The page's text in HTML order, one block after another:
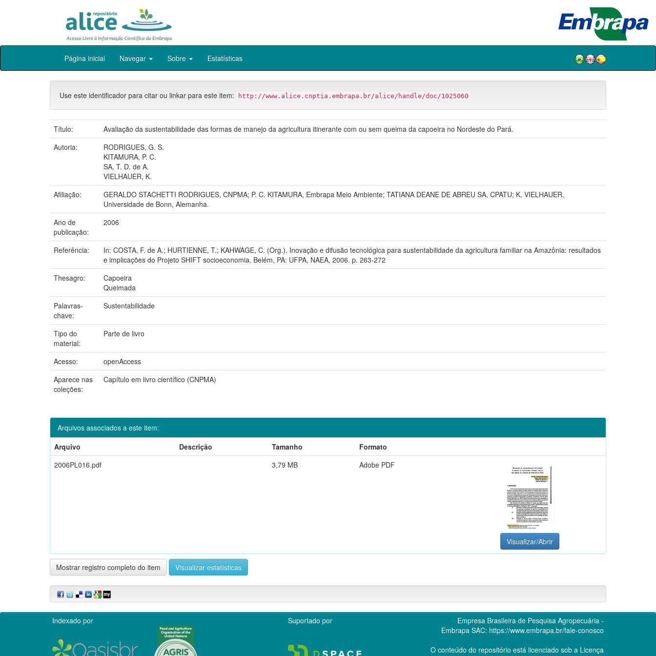
Skip
Página inicial Navegar Sobre Estatísticas
Use este identificador para citar ou linkar para este item: http://www.alice.cnptia.embrapa.br/alice/handle/doc/1025060
Título:
Avaliação da sustentabilidade das formas de manejo da agricultura itinerante com ou sem queima da capoeira no Nordeste do Pará.
Autoria:
RODRIGUES, G. S.
KITAMURA, P. C.
SA, T. D. de A.
VIELHAUER, K.
Afiliação:
GERALDO STACHETTI RODRIGUES, CNPMA; P. C. KITAMURA, Embrapa Meio Ambiente; TATIANA DEANE DE ABREU SA, CPATU; K. VIELHAUER,
Universidade de Bonn, Alemanha.
Ano de
publicação:
2006
Referência:
In: COSTA, F. de A.; HURTIENNE, T.; KAHWAGE, C. (Org.). Inovação e difusão tecnológica para sustentabilidade da agricultura familiar na Amazônia: resultados
e implicações do Projeto SHIFT socioeconomia. Belém, PA: UFPA, NAEA, 2006. p. 263-272
Thesagro:
Capoeira
Queimada
Palavras-
chave:
Sustentabilidade
Tipo do
material:
Parte de livro
Acesso:
openAccess
Aparece nas
coleções:
Capítulo em livro científico (CNPMA)
Arquivos associados a este item:
Arquivo
Descrição Tamanho
Formato
2006PL016.pdf
3,79 MB Adobe PDF
Visualizar/Abrir
Mostrar registro completo do item Visualizar estatísticas
Indexado por Suportado por
Empresa Brasileira de Pesquisa Agropecuária -
Embrapa SAC: https://www.embrapa.br/fale-conosco
O conteúdo do repositório está licenciado sob a Licença